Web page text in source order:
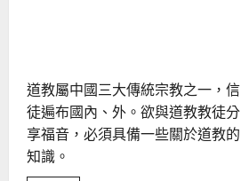
道教屬中國三大傳統宗教之一，信
徒遍布國內、外。欲與道教教徒分
享福音，必須具備一些關於道教的
知識。